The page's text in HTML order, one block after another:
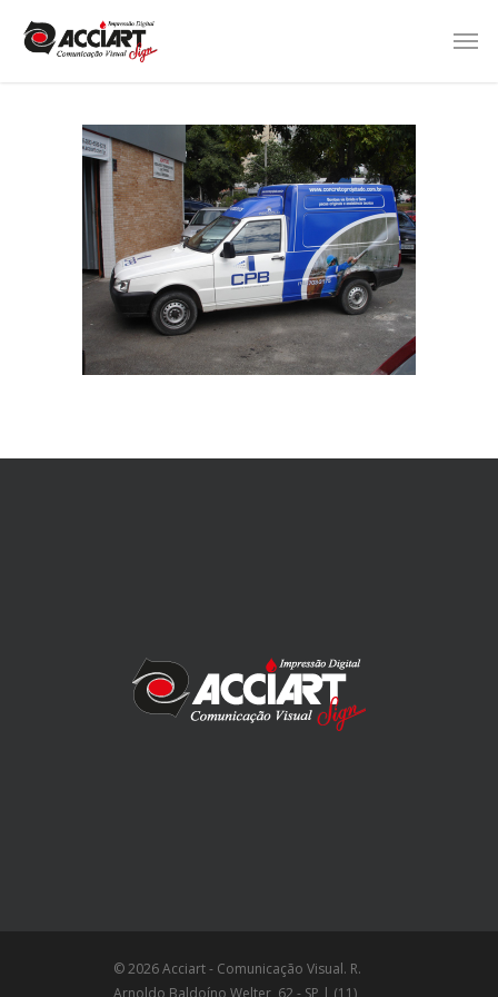
© 2026 Acciart - Comunicação Visual. R.
Arnoldo Baldoíno Welter, 62 - SP | (11)